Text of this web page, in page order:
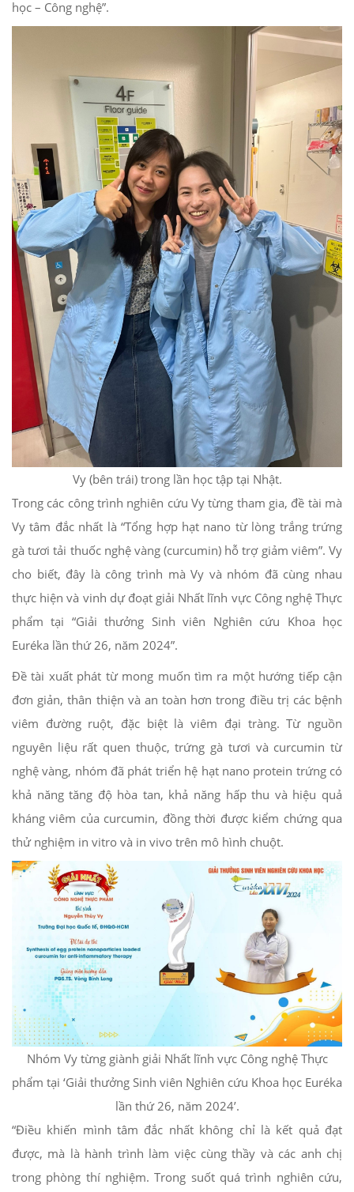
học – Công nghệ”.
Vy (bên trái) trong lần học tập tại Nhật.
Trong các công trình nghiên cứu Vy từng tham gia, đề tài mà
Vy tâm đắc nhất là “Tổng hợp hạt nano từ lòng trắng trứng
gà tươi tải thuốc nghệ vàng (curcumin) hỗ trợ giảm viêm”. Vy
cho biết, đây là công trình mà Vy và nhóm đã cùng nhau
thực hiện và vinh dự đoạt giải Nhất lĩnh vực Công nghệ Thực
phẩm tại “Giải thưởng Sinh viên Nghiên cứu Khoa học
Euréka lần thứ 26, năm 2024”.
Đề tài xuất phát từ mong muốn tìm ra một hướng tiếp cận
đơn giản, thân thiện và an toàn hơn trong điều trị các bệnh
viêm đường ruột, đặc biệt là viêm đại tràng. Từ nguồn
nguyên liệu rất quen thuộc, trứng gà tươi và curcumin từ
nghệ vàng, nhóm đã phát triển hệ hạt nano protein trứng có
khả năng tăng độ hòa tan, khả năng hấp thu và hiệu quả
kháng viêm của curcumin, đồng thời được kiểm chứng qua
thử nghiệm in vitro và in vivo trên mô hình chuột.
Nhóm Vy từng giành giải Nhất lĩnh vực Công nghệ Thực
phẩm tại ‘Giải thưởng Sinh viên Nghiên cứu Khoa học Euréka
lần thứ 26, năm 2024’.
“Điều khiến mình tâm đắc nhất không chỉ là kết quả đạt
được, mà là hành trình làm việc cùng thầy và các anh chị
trong phòng thí nghiệm. Trong suốt quá trình nghiên cứu,